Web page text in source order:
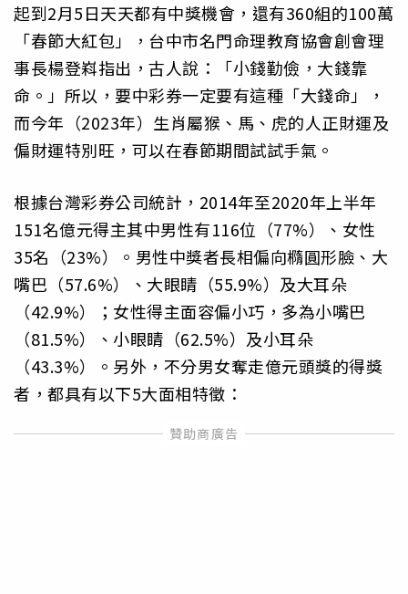
起到2月5日天天都有中獎機會，還有360組的100萬
「春節大紅包」，台中市名門命理教育協會創會理
事長楊登嵙指出，古人說：「小錢勤儉，大錢靠
命。」所以，要中彩券一定要有這種「大錢命」，
而今年（2023年）生肖屬猴、馬、虎的人正財運及
偏財運特別旺，可以在春節期間試試手氣。
根據台灣彩券公司統計，2014年至2020年上半年
151名億元得主其中男性有116位（77%）、女性
35名（23%）。男性中獎者長相偏向橢圓形臉、大
嘴巴（57.6%）、大眼睛（55.9%）及大耳朵
（42.9%）；女性得主面容偏小巧，多為小嘴巴
（81.5%）、小眼睛（62.5%）及小耳朵
（43.3%）。另外，不分男女奪走億元頭獎的得獎
者，都具有以下5大面相特徵：